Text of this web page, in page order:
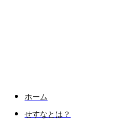
ホーム
せすなとは？